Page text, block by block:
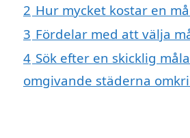
2 Hur mycket kostar en
3 Fördelar med att välja
4 Sök efter en skicklig
omgivande städerna